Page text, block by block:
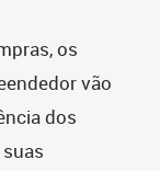
os
vão
dos